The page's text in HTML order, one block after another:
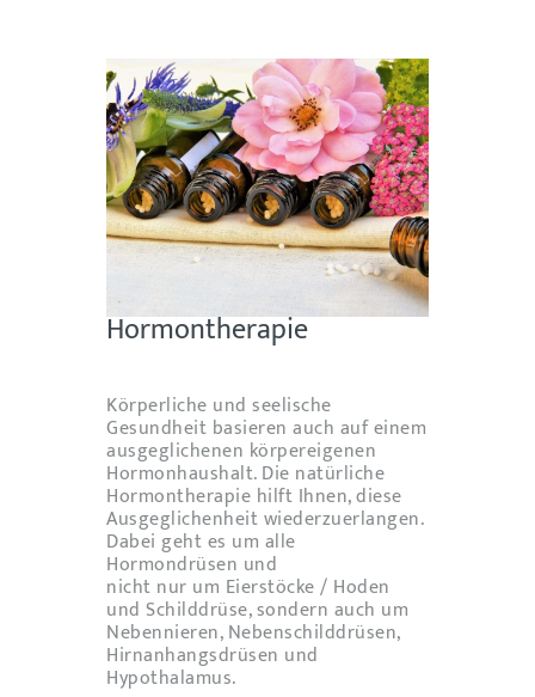
Hormontherapie
Körperliche und seelische
Gesundheit basieren auch auf einem
ausgeglichenen körpereigenen
Hormonhaushalt. Die natürliche
Hormontherapie hilft Ihnen, diese
Ausgeglichenheit wiederzuerlangen.
Dabei geht es um alle
Hormondrüsen und
nicht nur um Eierstöcke / Hoden
und Schilddrüse, sondern auch um
Nebennieren, Nebenschilddrüsen,
Hirnanhangsdrüsen und
Hypothalamus.